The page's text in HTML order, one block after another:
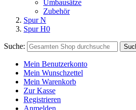
Umbausätze
Zubehör
Spur N
Spur H0
Suche:
Mein Benutzerkonto
Mein Wunschzettel
Mein Warenkorb
Zur Kasse
Registrieren
Anmelden